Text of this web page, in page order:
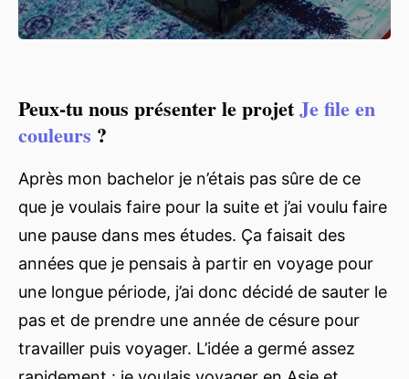
Peux-tu nous présenter le projetJe file en
couleurs ?
Après mon bachelor je n’étais pas sûre de ce
que je voulais faire pour la suite et j’ai voulu faire
une pause dans mes études. Ça faisait des
années que je pensais à partir en voyage pour
une longue période, j’ai donc décidé de sauter le
pas et de prendre une année de césure pour
travailler puis voyager. L’idée a germé assez